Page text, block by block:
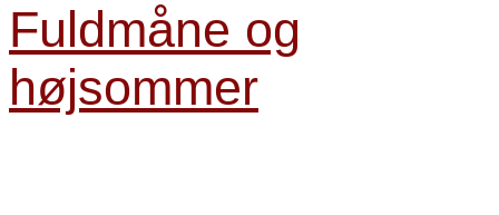
Fuldmåne og
højsommer